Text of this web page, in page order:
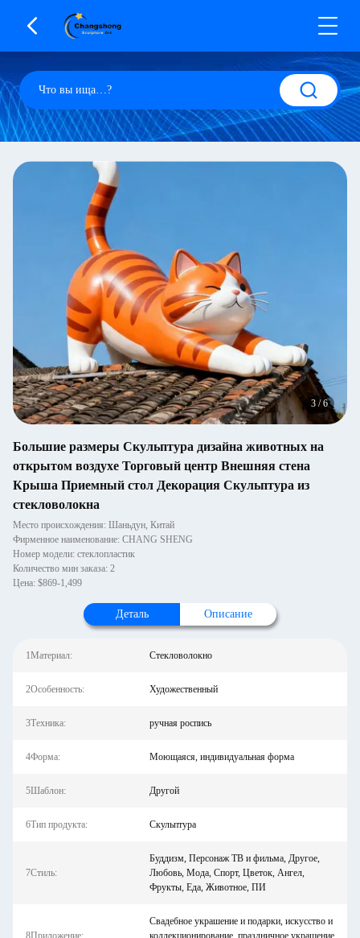
3 /6
Большие размеры Скульптура дизайна животных на
открытом воздухе Торговый центр Внешняя стена
Крыша Приемный стол Декорация Скульптура из
стекловолокна
Место происхождения: Шаньдун, Китай
Фирменное наименование: CHANG SHENG
Номер модели: стеклопластик
Количество мин заказа: 2
Цена: $869-1,499
Деталь Описание
1Материал: Стекловолокно
2Особенность: Художественный
3Техника: ручная роспись
4Форма: Моющаяся, индивидуальная форма
5Шаблон: Другой
6Тип продукта: Скульптура
7Стиль:
Буддизм, Персонаж ТВ и фильма, Другое,
Любовь, Мода, Спорт, Цветок, Ангел,
Фрукты, Еда, Животное, ПИ
8Приложение:
Свадебное украшение и подарки, искусство и
коллекционирование, праздничное украшение